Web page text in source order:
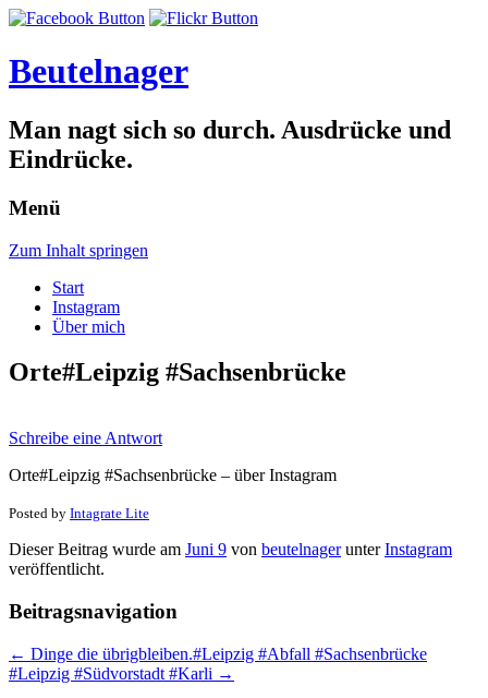
Beutelnager
Man nagt sich so durch. Ausdrücke und
Eindrücke.
Menü
Zum Inhalt springen
Start
Instagram
Über mich
Orte#Leipzig #Sachsenbrücke
Schreibe eine Antwort
Orte#Leipzig #Sachsenbrücke – über Instagram
Posted by Intagrate Lite
Dieser Beitrag wurde am Juni 9 von beutelnagerunterInstagram
veröffentlicht.
Beitragsnavigation
← Dinge die übrigbleiben.#Leipzig #Abfall #Sachsenbrücke
#Leipzig #Südvorstadt #Karli →